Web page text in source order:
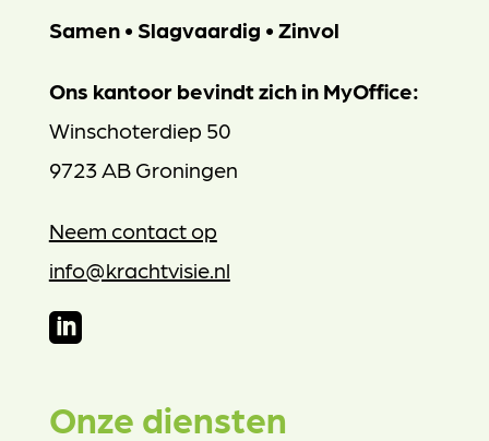
Samen • Slagvaardig • Zinvol
Ons kantoor bevindt zich in MyOffice:
Winschoterdiep 50
9723 AB Groningen
Neem contact op
info@krachtvisie.nl

Onze diensten